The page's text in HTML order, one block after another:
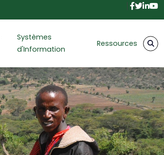
Systèmes
d'Information
Ressources